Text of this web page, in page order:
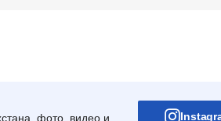
фото, видео и